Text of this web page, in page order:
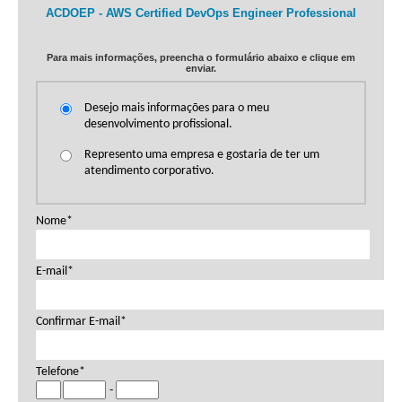
Cursos:
DevOps Engineering on AWS
Exame(s):
ACDOEP - AWS Certified DevOps Engineer Professional
Para mais informações, preencha o formulário abaixo e clique em
enviar.
Desejo mais informações para o meu
desenvolvimento profissional.
Represento uma empresa e gostaria de ter um
atendimento corporativo.
Nome*
E-mail*
Confirmar E-mail*
Telefone*
-